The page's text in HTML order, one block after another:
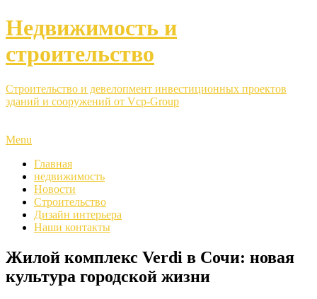
Недвижимость и
строительство
Строительство и девелопмент инвестиционных проектов
зданий и сооружений от Vcp-Group
Menu
Главная
недвижимость
Новости
Строительство
Дизайн интерьера
Наши контакты
Жилой комплекс Verdi в Сочи: новая
культура городской жизни